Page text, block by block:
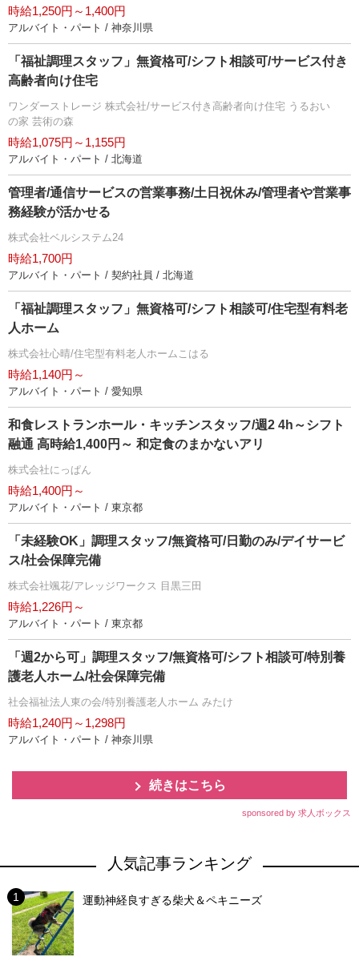
時給1,250円～1,400円
アルバイト・パート / 神奈川県
「福祉調理スタッフ」無資格可/シフト相談可/サービス付き
高齢者向け住宅
ワンダーストレージ 株式会社/サービス付き高齢者向け住宅 うるおい
の家 芸術の森
時給1,075円～1,155円
アルバイト・パート / 北海道
管理者/通信サービスの営業事務/土日祝休み/管理者や営業事
務経験が活かせる
株式会社ベルシステム24
時給1,700円
アルバイト・パート / 契約社員 / 北海道
「福祉調理スタッフ」無資格可/シフト相談可/住宅型有料老
人ホーム
株式会社心晴/住宅型有料老人ホームこはる
時給1,140円～
アルバイト・パート / 愛知県
和食レストランホール・キッチンスタッフ/週2 4h～シフト
融通 高時給1,400円～ 和定食のまかないアリ
株式会社にっぱん
時給1,400円～
アルバイト・パート / 東京都
「未経験OK」調理スタッフ/無資格可/日勤のみ/デイサービ
ス/社会保障完備
株式会社颯花/アレッジワークス 目黒三田
時給1,226円～
アルバイト・パート / 東京都
「週2から可」調理スタッフ/無資格可/シフト相談可/特別養
護老人ホーム/社会保障完備
社会福祉法人東の会/特別養護老人ホーム みたけ
時給1,240円～1,298円
アルバイト・パート / 神奈川県
続きはこちら
sponsored by 求人ボックス
人気記事ランキング
運動神経良すぎる柴犬＆ペキニーズ